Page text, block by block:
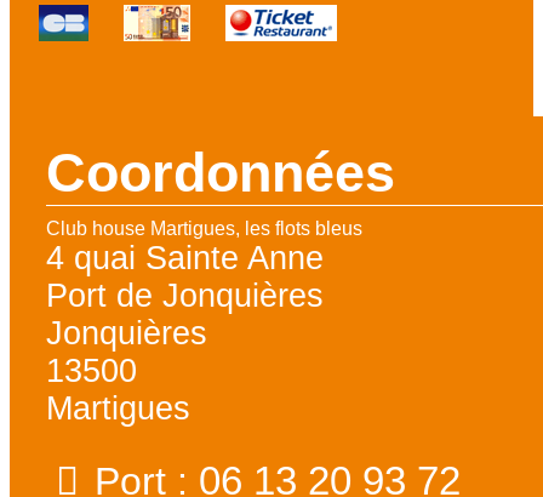
Coordonnées
Club house Martigues, les flots bleus
4 quai Sainte Anne
Port de Jonquières
Jonquières
13500
Martigues
Port : 06 13 20 93 72